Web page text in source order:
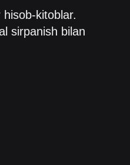
kitoblar.
sirpanish bilan